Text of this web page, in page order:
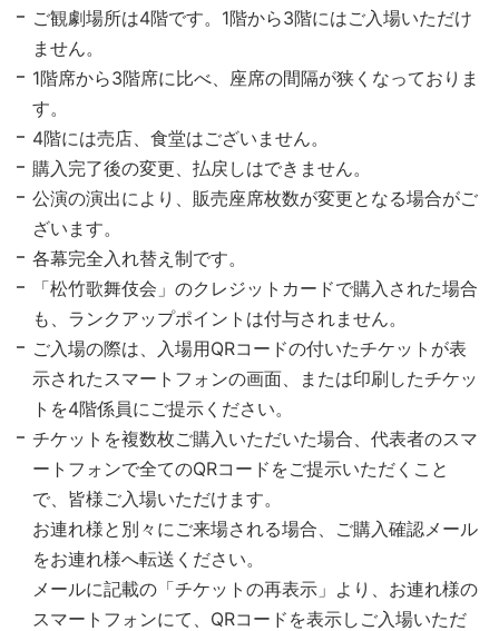
ご観劇場所は4階です。1階から3階にはご入場いただけ
ません。
1階席から3階席に比べ、座席の間隔が狭くなっておりま
す。
4階には売店、食堂はございません。
購入完了後の変更、払戻しはできません。
公演の演出により、販売座席枚数が変更となる場合がご
ざいます。
各幕完全入れ替え制です。
「松竹歌舞伎会」のクレジットカードで購入された場合
も、ランクアップポイントは付与されません。
ご入場の際は、入場用QRコードの付いたチケットが表
示されたスマートフォンの画面、または印刷したチケッ
トを4階係員にご提示ください。
チケットを複数枚ご購入いただいた場合、代表者のスマ
ートフォンで全てのQRコードをご提示いただくこと
で、皆様ご入場いただけます。
お連れ様と別々にご来場される場合、ご購入確認メール
をお連れ様へ転送ください。
メールに記載の「チケットの再表示」より、お連れ様の
スマートフォンにて、QRコードを表示しご入場いただ